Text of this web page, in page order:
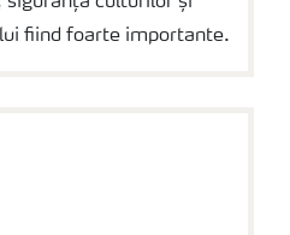
fiind foarte importante.